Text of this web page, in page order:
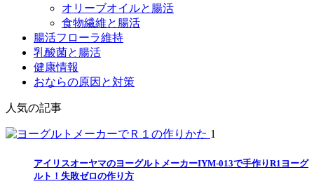
オリーブオイルと腸活
食物繊維と腸活
腸活フローラ維持
乳酸菌と腸活
健康情報
おならの原因と対策
人気の記事
1
アイリスオーヤマのヨーグルトメーカーIYM-013で手作りR1ヨーグ
ルト！失敗ゼロの作り方